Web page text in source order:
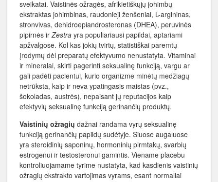
sveikatai. Vaistinės ožragės, afrikietiškųjų johimbų
ekstraktas johimbinas, raudonieji ženšeniai, L-argininas,
stronvivas, dehidroepiandrosteronas (DHEA), peruvinės
pipirnės irZestra yra populiariausi papildai, aptariami
apžvalgose. Kol kas jokių tvirtų, statistiškai paremtų
įrodymų dėl preparatų efektyvumo nenustatyta. Vitaminai
ir mineralai, skirti pagerinti seksualinę funkciją, vargu ar
gali padėti pacientui, kurio organizme minėtų medžiagų
netrūksta, kaip ir neva ypatingasis maistas (pvz.,
šokoladas, austrės), nepaisant jų reputacijos kaip
efektyvių seksualinę funkciją gerinančių produktų.
Vaistinių ožragių dažnai randama vyrų seksualinę
funkciją gerinančių papildų sudėtyje. Šiuose augaluose
yra steroidinių saponinų, hormoninių pirmtakų, svarbių
estrogenui ir testosteronui gamintis. Viename placebu
kontroliuojamame tyrime nustatyta, kad kasdienis vaistinių
ožragių ekstrakto vartojimas vyrams, esant normaliai